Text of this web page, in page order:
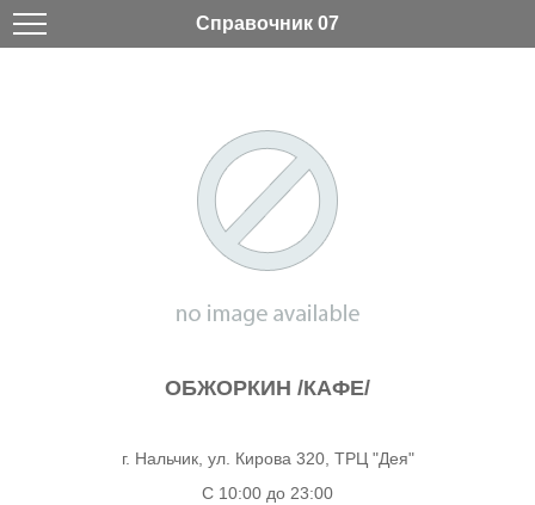
Справочник 07
ОБЖОРКИН /КАФЕ/
г. Нальчик, ул. Кирова 320, ТРЦ "Дея"
С 10:00 до 23:00